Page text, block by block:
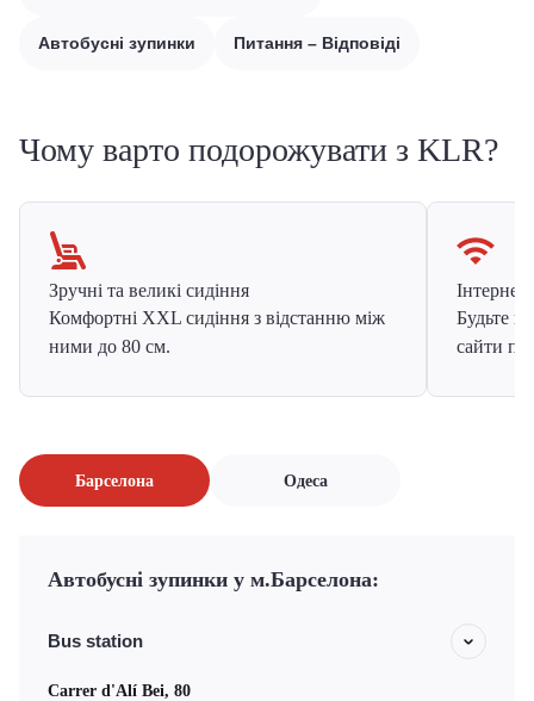
Автобусні зупинки Питання – Відповіді
Чому варто подорожувати з KLR?
Зручні та великі сидіння
Комфортні XXL сидіння з відстанню між
ними до 80 см.
Інтернет
Будьте
сайти
Барселона Одеса
Автобусні зупинки у м.Барселона:
Bus station
Carrer d'Alí Bei, 80